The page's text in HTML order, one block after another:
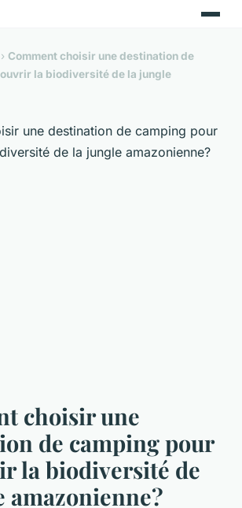
› Comment choisir une destination de
la biodiversité de la jungle
choisir une
de camping pour
la biodiversité de
amazonienne?